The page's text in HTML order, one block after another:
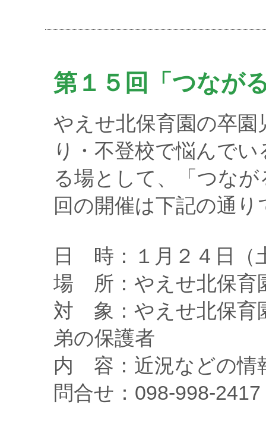
第１５回「つなが
やえせ北保育園の卒園
り・不登校で悩んでい
る場として、「つな
回の開催は下記の通り
日 時：１月２４日（
場 所：やえせ北保育
対 象：やえせ北保育
弟の保護者
内 容：近況などの情
問合せ：098-998-